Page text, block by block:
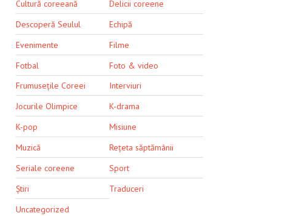
Cultură coreeană
Delicii coreene
Descoperă Seulul
Echipă
Evenimente
Filme
Fotbal
Foto & video
Frumusețile Coreei
Interviuri
Jocurile Olimpice
K-drama
K-pop
Misiune
Muzică
Rețeta săptămânii
Seriale coreene
Sport
Știri
Traduceri
Uncategorized